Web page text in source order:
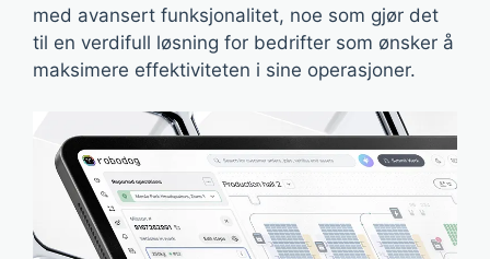
med avansert funksjonalitet, noe som gjør det
til en verdifull løsning for bedrifter som ønsker å
maksimere effektiviteten i sine operasjoner.